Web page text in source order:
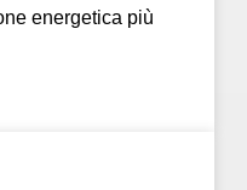
energetica più